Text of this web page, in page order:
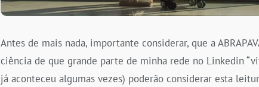
Antes de mais nada, importante considerar, que a
ciência de que grande parte de minha rede no Linkedin
já aconteceu algumas vezes) poderão considerar esta